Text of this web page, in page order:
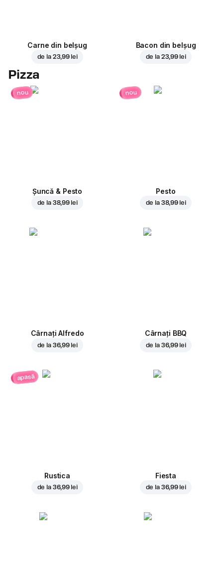
Carne din belșug
de la 23,99 lei
Bacon din belșug
de la 23,99 lei
Pizza
nou
Șuncă & Pesto
de la 38,99 lei
nou
Pesto
de la 38,99 lei
Cârnați Alfredo
de la 36,99 lei
Cârnați BBQ
de la 36,99 lei
apasă
Rustica
de la 36,99 lei
Fiesta
de la 36,99 lei